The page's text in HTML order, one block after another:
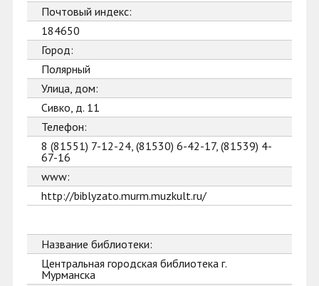
Почтовый индекс:
184650
Город:
Полярный
Улица, дом:
Сивко, д. 11
Телефон:
8 (81551) 7-12-24, (81530) 6-42-17, (81539) 4-
67-16
www:
http://biblyzato.murm.muzkult.ru/
Название библиотеки:
Центральная городская библиотека г.
Мурманска